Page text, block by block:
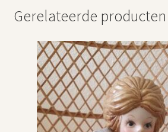
Gerelateerde producten